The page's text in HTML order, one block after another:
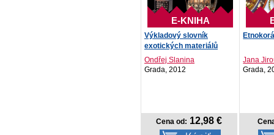
E-KNIHA
Výkladový slovník
exotických materiálů
Ondřej Slanina
Grada, 2012
Cena od: 12,98 €
Jana
Grada,